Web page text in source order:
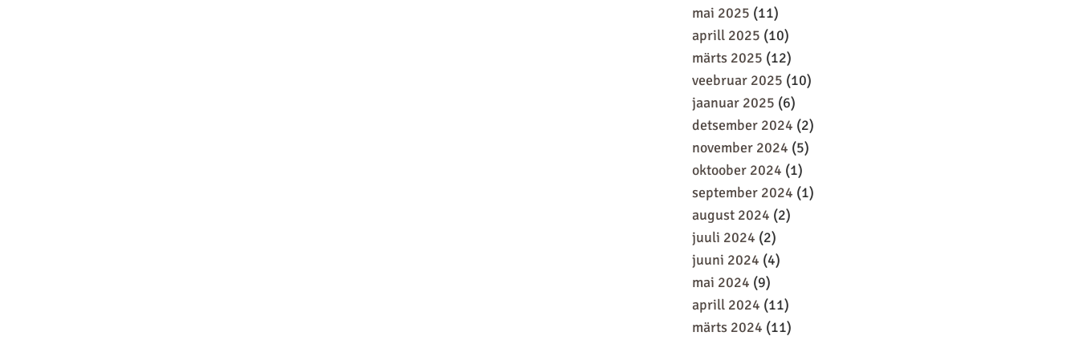
mai 2025 (11)
aprill 2025 (10)
märts 2025 (12)
veebruar 2025 (10)
jaanuar 2025 (6)
detsember 2024 (2)
november 2024 (5)
oktoober 2024 (1)
september 2024 (1)
august 2024 (2)
juuli 2024 (2)
juuni 2024 (4)
mai 2024 (9)
aprill 2024 (11)
märts 2024 (11)